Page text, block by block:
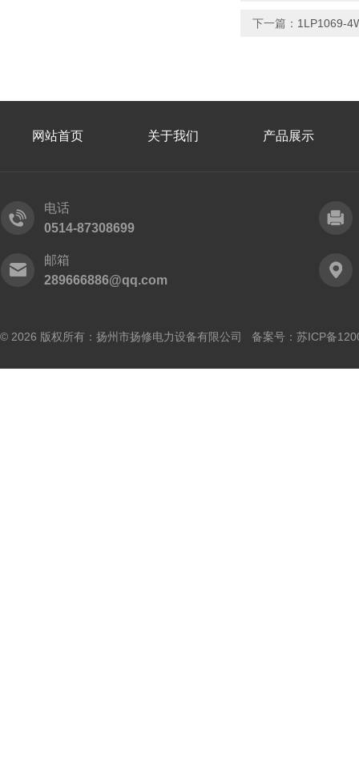
下一篇： 1LP1069-
网站首页 关于我们 产品展示
电话
0514-87308699
邮箱
289666886@qq.com
© 2026 版权所有：扬州市扬修电力设备有限公司 备案号： 苏ICP备